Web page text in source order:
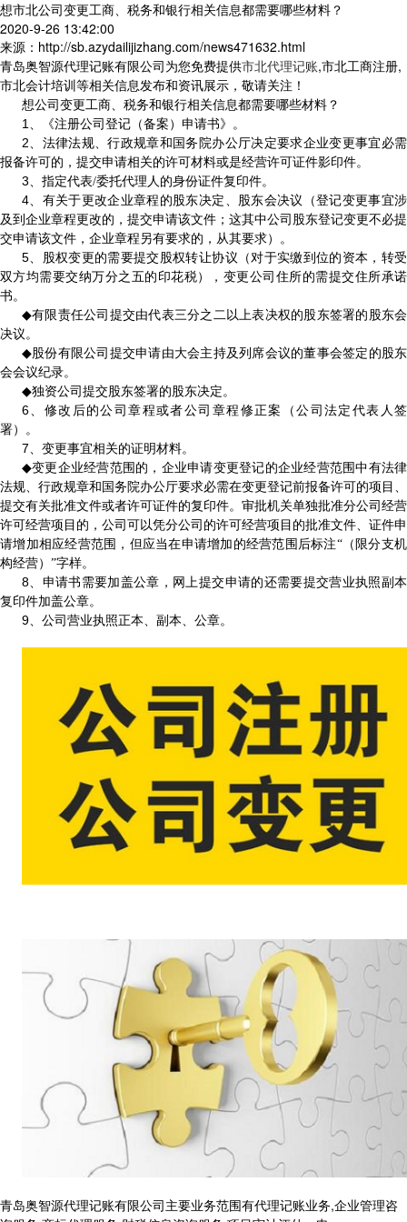
想市北公司变更工商、税务和银行相关信息都需要哪些材料？
2020-9-26 13:42:00
来源：http://sb.azydailijizhang.com/news471632.html
青岛奥智源代理记账有限公司为您免费提供市北代理记账,市北工商注册,
市北会计培训等相关信息发布和资讯展示，敬请关注！
想公司变更工商、税务和银行相关信息都需要哪些材料？
1 、《注册公司登记（备案）申请书》。
2、法律法规、行政规章和国务院办公厅决定要求企业变更事宜必需
报备许可的，提交申请相关的许可材料或是经营许可证件影印件。
3、指定代表/委托代理人的身份证件复印件。
4、有关于更改企业章程的股东决定、股东会决议（登记变更事宜涉
及到企业章程更改的，提交申请该文件；这其中公司股东登记变更不必提
交申请该文件，企业章程另有要求的，从其要求）。
5、股权变更的需要提交股权转让协议（对于实缴到位的资本，转受
双方均需要交纳万分之五的印花税），变更公司住所的需提交住所承诺
书。
◆有限责任公司提交由代表三分之二以上表决权的股东签署的股东会
决议。
◆股份有限公司提交申请由大会主持及列席会议的董事会签定的股东
会会议纪录。
◆独资公司提交股东签署的股东决定。
6、修改后的公司章程或者公司章程修正案（公司法定代表人签
署）。
7、变更事宜相关的证明材料。
◆变更企业经营范围的，企业申请变更登记的企业经营范围中有法律
法规、行政规章和国务院办公厅要求必需在变更登记前报备许可的项目、
提交有关批准文件或者许可证件的复印件。审批机关单独批准分公司经营
许可经营项目的，公司可以凭分公司的许可经营项目的批准文件、证件申
请增加相应经营范围，但应当在申请增加的经营范围后标注“（限分支机
构经营）”字样。
8、申请书需要加盖公章，网上提交申请的还需要提交营业执照副本
复印件加盖公章。
9 、公司营业执照正本、副本、公章。
青岛奥智源代理记账有限公司主要业务范围有代理记账业务,企业管理咨